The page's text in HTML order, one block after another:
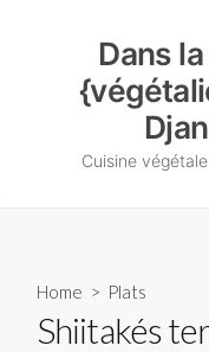
Dans
Cuisine
Home > Plats
Shiitakés